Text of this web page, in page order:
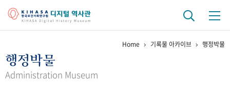
걸어온 길 기관 변천사
Home 기록물 아카이브 행정박물
행정박물
Administration Museum